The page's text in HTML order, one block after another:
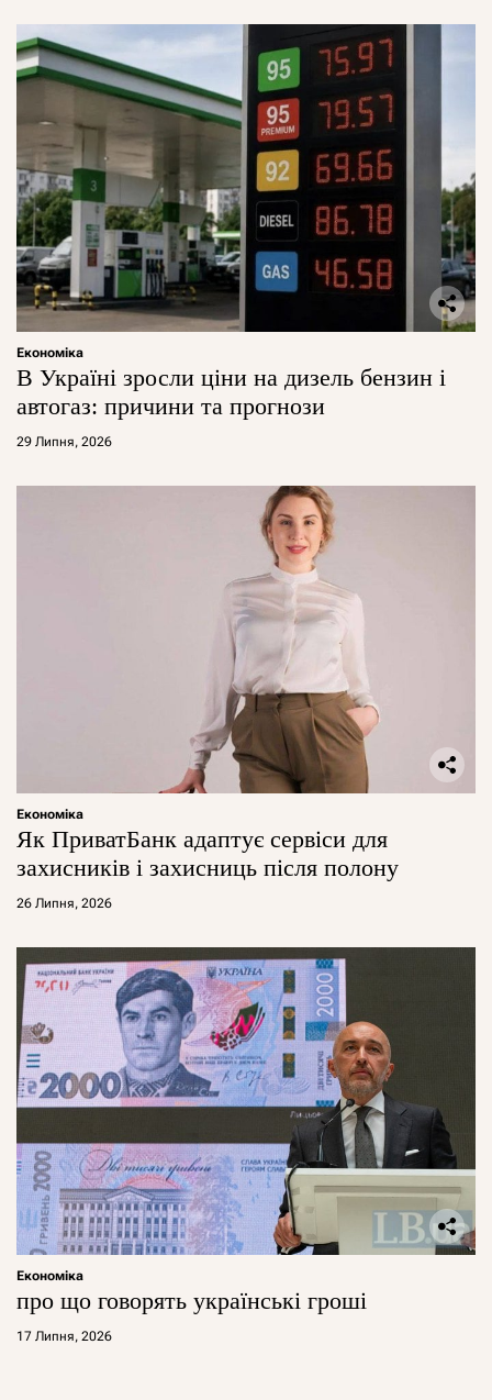
Економіка
В Україні зросли ціни на дизель бензин і
автогаз: причини та прогнози
29 Липня, 2026
Економіка
Як ПриватБанк адаптує сервіси для
захисників і захисниць після полону
26 Липня, 2026
Економіка
про що говорять українські гроші
17 Липня, 2026